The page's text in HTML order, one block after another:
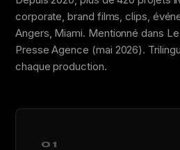
corporate, brand films, clips,
Angers, Miami. Mentionné dans
Presse Agence (mai 2026).
chaque production.
01